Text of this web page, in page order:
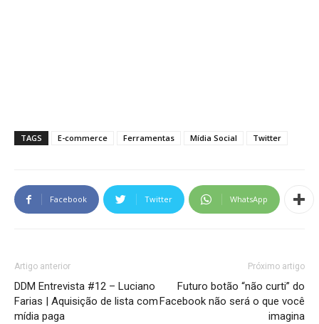
TAGS E-commerce Ferramentas Mídia Social Twitter
Facebook Twitter WhatsApp
Artigo anterior
DDM Entrevista #12 – Luciano
Farias | Aquisição de lista com
mídia paga
Próximo artigo
Futuro botão “não curti” do
Facebook não será o que você
imagina